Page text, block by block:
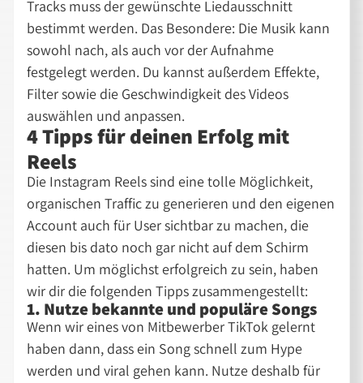
Tracks muss der gewünschte Liedausschnitt
bestimmt werden. Das Besondere: Die Musik kann
sowohl nach, als auch vor der Aufnahme
festgelegt werden. Du kannst außerdem Effekte,
Filter sowie die Geschwindigkeit des Videos
auswählen und anpassen.
4 Tipps für deinen Erfolg mit
Reels
Die Instagram Reels sind eine tolle Möglichkeit,
organischen Traffic zu generieren und den eigenen
Account auch für User sichtbar zu machen, die
diesen bis dato noch gar nicht auf dem Schirm
hatten. Um möglichst erfolgreich zu sein, haben
wir dir die folgenden Tipps zusammengestellt:
1. Nutze bekannte und populäre Songs
Wenn wir eines von Mitbewerber TikTok gelernt
haben dann, dass ein Song schnell zum Hype
werden und viral gehen kann. Nutze deshalb für